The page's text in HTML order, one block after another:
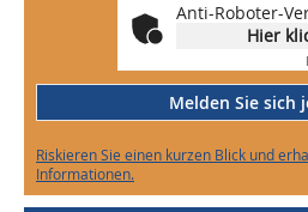
Anti-Roboter-
Hier
Melden Sie sich
Riskieren Sie einen kurzen Blick und
Informationen.